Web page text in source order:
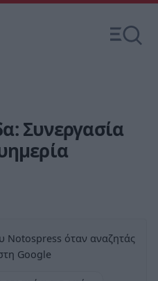
Συνεργασία
Notospress όταν αναζητάς
Google